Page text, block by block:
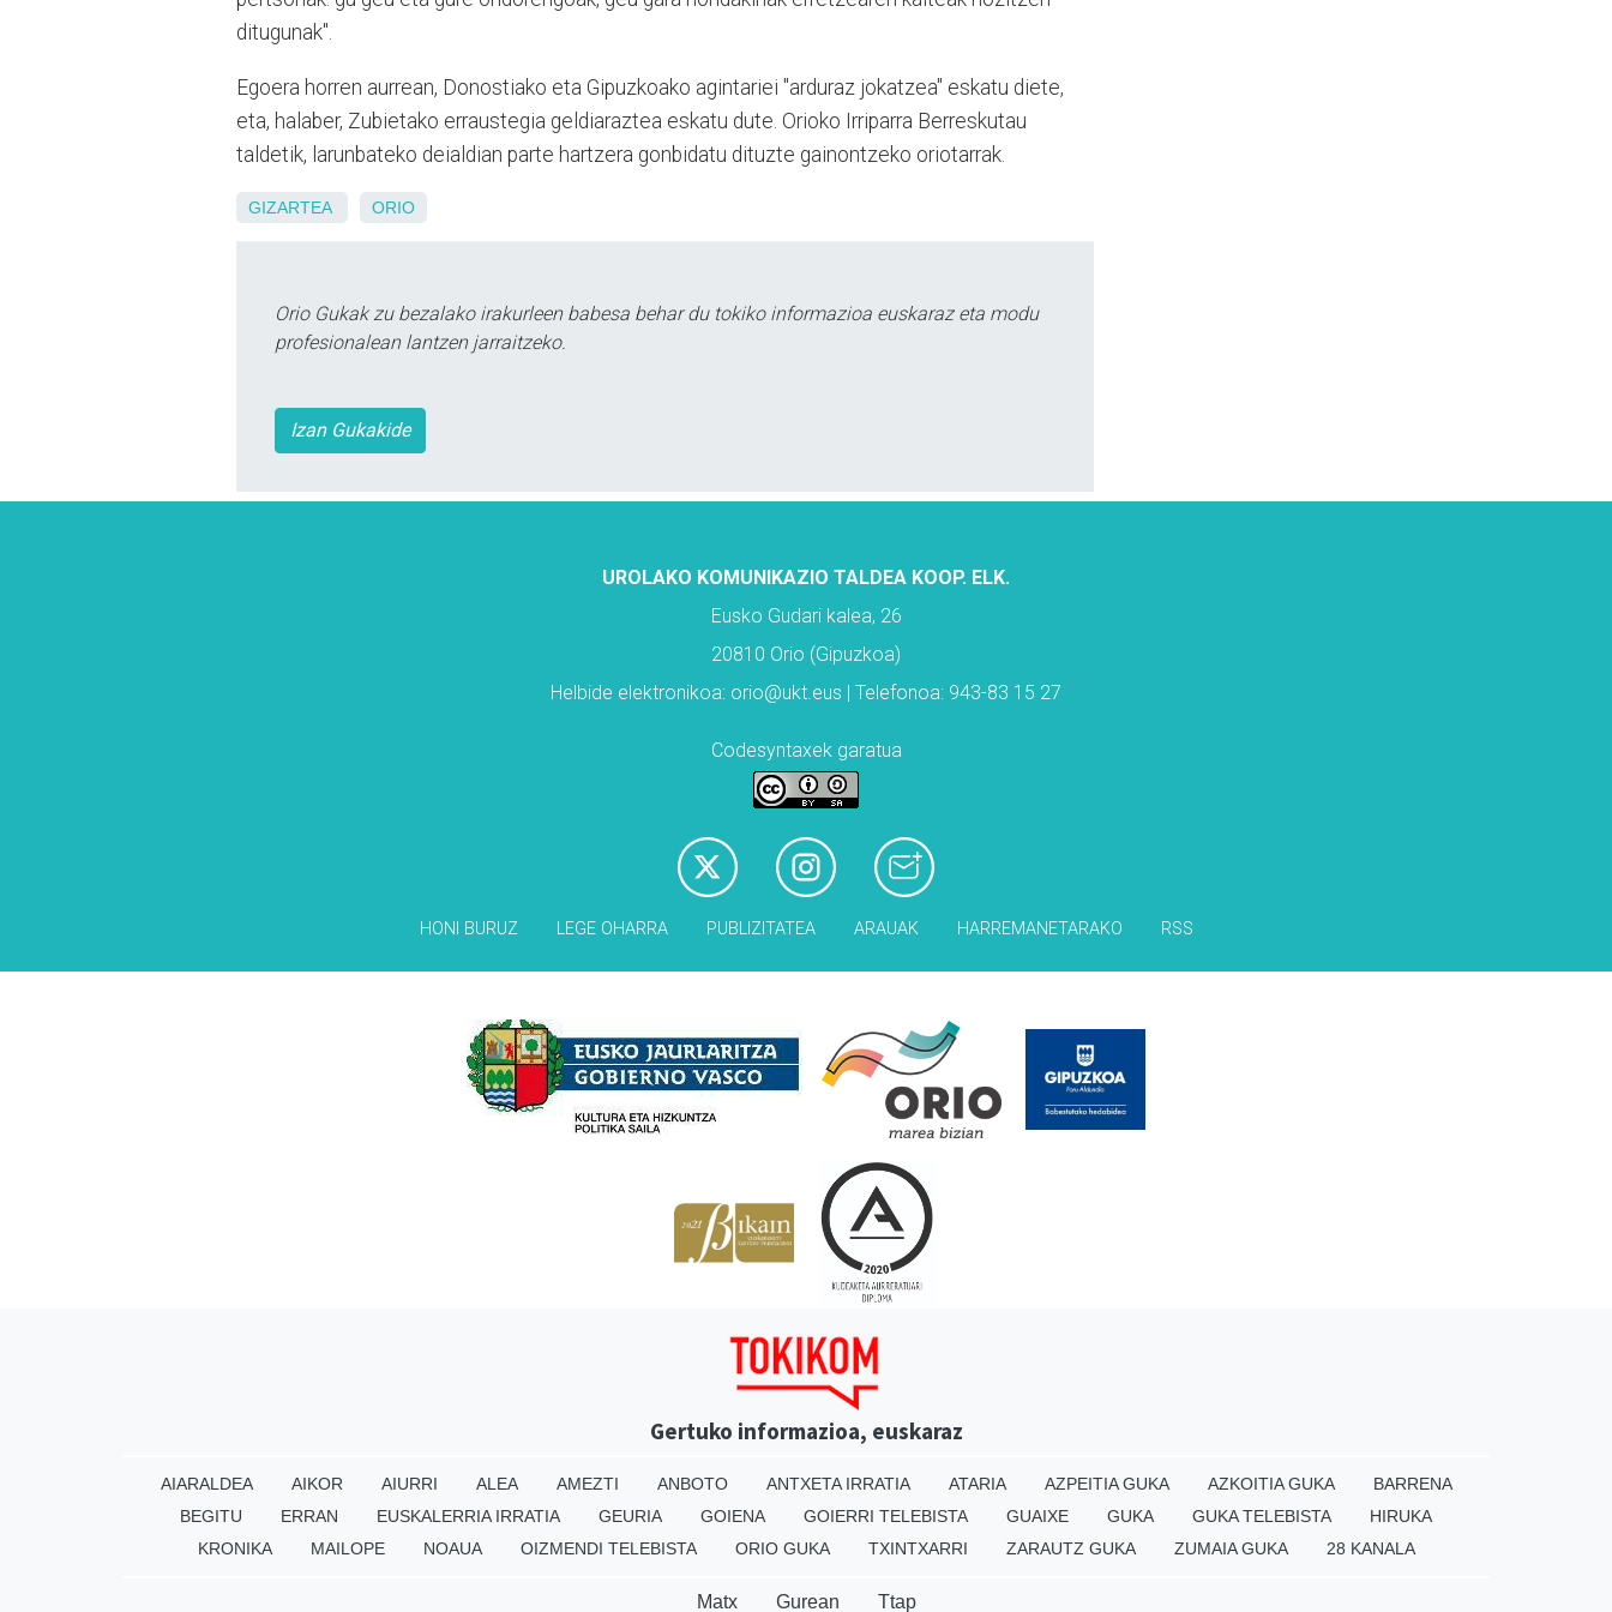
ditugunak".
Egoera horren aurrean, Donostiako eta Gipuzkoako agintariei "arduraz jokatzea" eskatu diete,
eta, halaber, Zubietako erraustegia geldiaraztea eskatu dute. Orioko Irriparra Berreskutau
taldetik, larunbateko deialdian parte hartzera gonbidatu dituzte gainontzeko oriotarrak.
GIZARTEA ORIO
Orio Gukak zu bezalako irakurleen babesa behar du tokiko informazioa euskaraz eta modu
profesionalean lantzen jarraitzeko.
Izan Gukakide
UROLAKO KOMUNIKAZIO TALDEA KOOP. ELK.
Eusko Gudari kalea, 26
20810 Orio (Gipuzkoa)
Helbide elektronikoa: orio@ukt.eus | Telefonoa: 943-83 15 27
Codesyntaxek garatua
HONI BURUZ LEGE OHARRA PUBLIZITATEA ARAUAK HARREMANETARAKO RSS
Gertuko informazioa, euskaraz
AIARALDEA AIKOR AIURRI ALEA AMEZTI ANBOTO ANTXETA IRRATIA ATARIA AZPEITIA GUKA AZKOITIA GUKA
BARRENA
BEGITU
ERRAN EUSKALERRIA IRRATIA GEURIA GOIENA GOIERRI TELEBISTA GUAIXE GUKA GUKA TELEBISTA
HIRUKA
KRONIKA
MAILOPE NOAUA OIZMENDI TELEBISTA ORIO GUKA TXINTXARRI ZARAUTZ GUKA ZUMAIA GUKA 28 KANALA
Matx Gurean Ttap